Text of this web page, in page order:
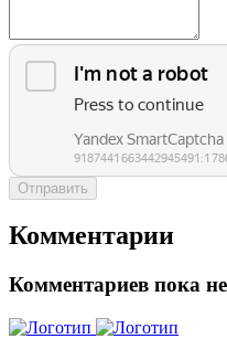
Отправить
Комментарии
Комментариев пока